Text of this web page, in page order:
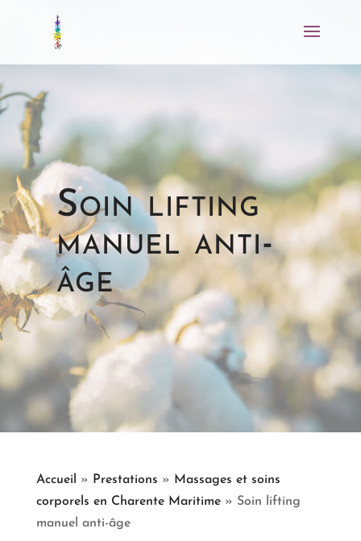
Soin lifting
manuel anti-
âge
Accueil » Prestations » Massages et soins
corporels en Charente Maritime» Soin lifting
manuel anti-âge